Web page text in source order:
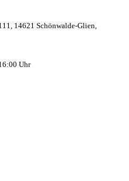
14621 Schönwalde-Glien,
Uhr